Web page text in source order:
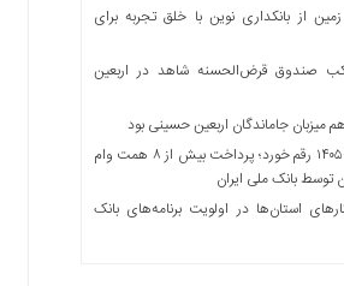
از بانکداری نوین با خلق تجربه برای
صندوق قرض‌الحسنه شاهد در اربعین
جاماندگان اربعین حسینی بود
در چهار ماه نخست ۱۴۰۵ رقم خورد؛ پرداخت بیش از ۸ همت وام
توسط بانک ملی ایران
استان‌ها در اولویت برنامه‌های بانک